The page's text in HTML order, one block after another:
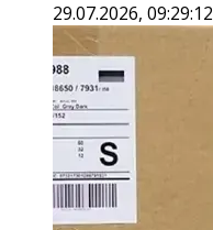
29.07.2026, 09:29:12